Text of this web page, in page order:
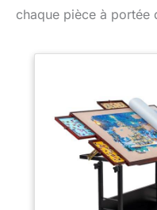
chaque pièce à portée